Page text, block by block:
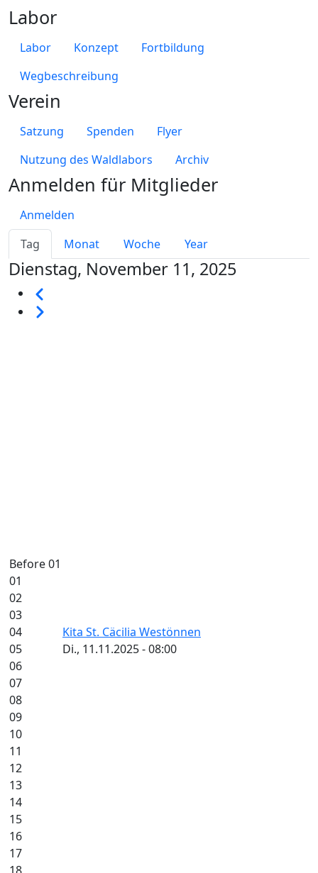
Primary tabs
Tag Monat Woche Year
Dienstag, November 11, 2025
Seitennummerierung
Weiter
Before 01
01
02
03
04
05
06
07
08
09
10
11
12
13
14
15
16
17
Kita St. Cäcilia Westönnen
Di., 11.11.2025 - 08:00
Labor
Labor Konzept
Fortbildung
Wegbeschreibung
Verein
Satzung Spenden
Flyer
Nutzung des Waldlabors
Archiv
Anmelden für Mitglieder
Anmelden